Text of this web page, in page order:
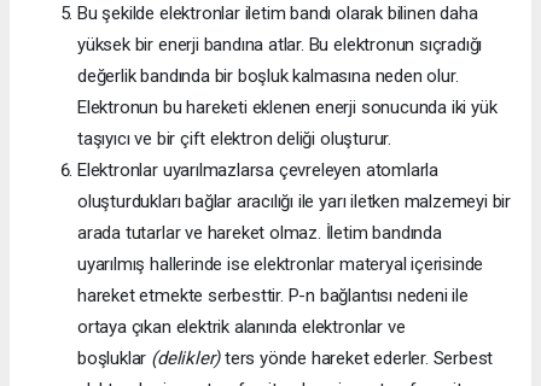
Bu şekilde elektronlar iletim bandı olarak bilinen daha
yüksek bir enerji bandına atlar. Bu elektronun sıçradığı
değerlik bandında bir boşluk kalmasına neden olur.
Elektronun bu hareketi eklenen enerji sonucunda iki yük
taşıyıcı ve bir çift elektron deliği oluşturur.
Elektronlar uyarılmazlarsa çevreleyen atomlarla
oluşturdukları bağlar aracılığı ile yarı iletken malzemeyi bir
arada tutarlar ve hareket olmaz. İletim bandında
uyarılmış hallerinde ise elektronlar materyal içerisinde
hareket etmekte serbesttir. P-n bağlantısı nedeni ile
ortaya çıkan elektrik alanında elektronlar ve
boşluklar (delikler)ters yönde hareket ederler. Serbest